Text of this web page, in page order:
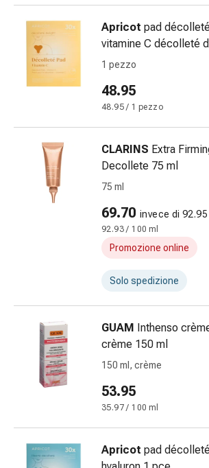
medicali
Occhi
e
orecchie
Igiene
dell'orecchio
Dolore
all'orecchio
oftalmiche
Infiammazione
oculare
Medicazioni
oftalmiche
oculare
circolazione
e
vasi
sanguigni
Calze
compressive
Circolazione
Apricot pad
vitamine C décolleté
1 pezzo
48.95
48.95 / 1 pezzo
CLARINS Extra
Decollete 75 ml
75 ml
69.70 invece di 92.95
92.93 / 100 ml
Promozione online
Solo spedizione
GUAM Inthenso
crème 150 ml
150 ml, crème
53.95
35.97 / 100 ml
Apricot pad